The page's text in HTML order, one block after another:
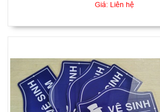
Giá: Liên hệ